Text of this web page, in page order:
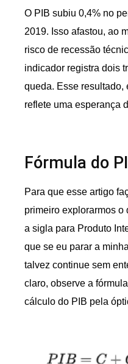
O PIB subiu 0,4% no
2019. Isso afastou, ao
risco de recessão
indicador registra dois
queda. Esse resultado,
reflete uma esperança
Fórmula do
Para que esse artigo
primeiro explorarmos o
a sigla para Produto
que se eu parar a
talvez continue sem
claro, observe a
cálculo do PIB pela